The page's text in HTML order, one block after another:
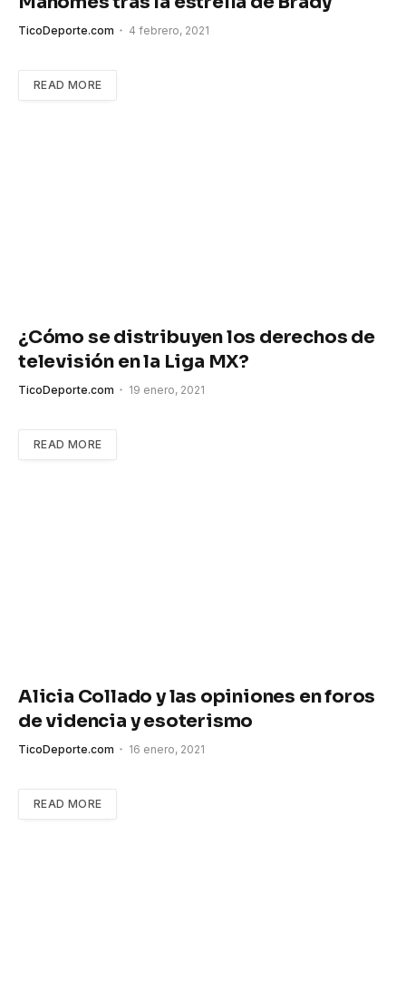
TicoDeporte.com 4 febrero, 2021
READ MORE
¿Cómo se distribuyen los derechos de
televisión en la Liga MX?
TicoDeporte.com 19 enero, 2021
READ MORE
Alicia Collado y las opiniones en foros
de videncia y esoterismo
TicoDeporte.com 16 enero, 2021
READ MORE